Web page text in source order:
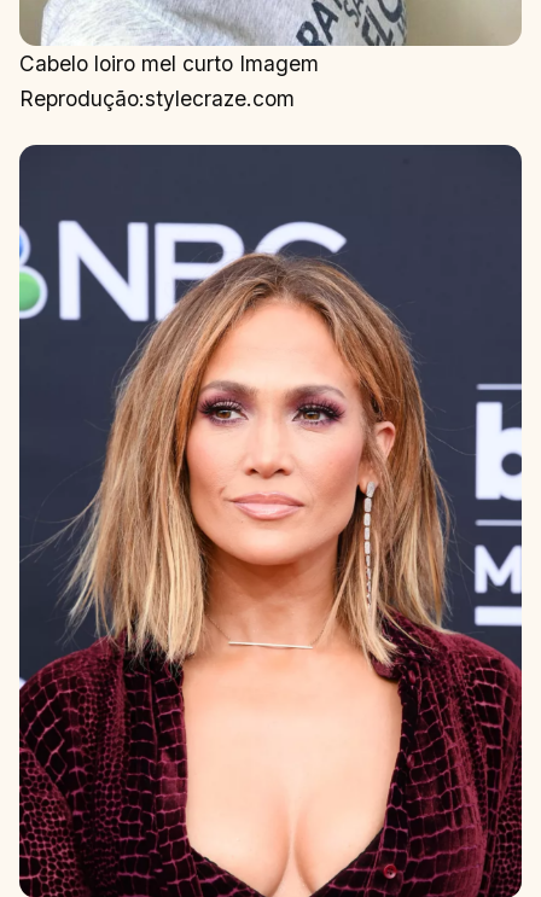
Cabelo loiro mel curto Imagem
Reprodução:stylecraze.com